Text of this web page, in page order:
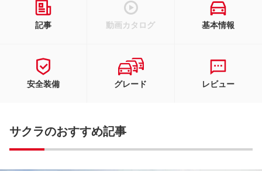
記事 動画カタログ 基本情報
安全装備 グレード レビュー
サクラのおすすめ記事